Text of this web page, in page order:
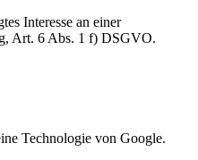
Interesse an einer
Art. 6 Abs. 1 f) DSGVO.
Technologie von Google.